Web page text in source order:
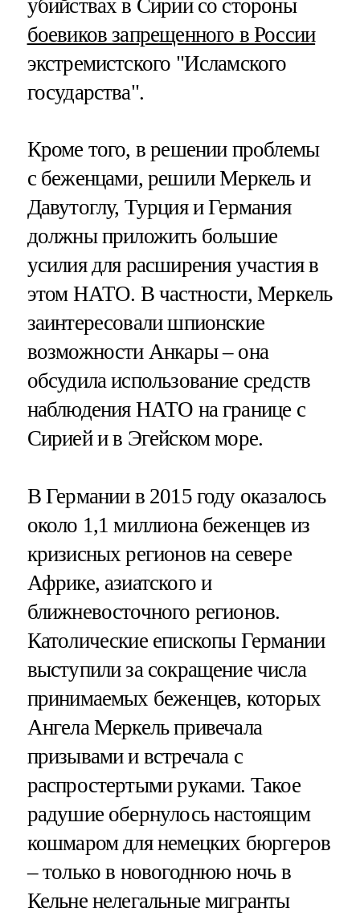
убийствах в Сирии со стороны
боевиков запрещенного в России
экстремистского "Исламского
государства".
Кроме того, в решении проблемы
с беженцами, решили Меркель и
Давутоглу, Турция и Германия
должны приложить большие
усилия для расширения участия в
этом НАТО. В частности, Меркель
заинтересовали шпионские
возможности Анкары – она
обсудила использование средств
наблюдения НАТО на границе с
Сирией и в Эгейском море.
В Германии в 2015 году оказалось
около 1,1 миллиона беженцев из
кризисных регионов на севере
Африке, азиатского и
ближневосточного регионов.
Католические епископы Германии
выступили за сокращение числа
принимаемых беженцев, которых
Ангела Меркель привечала
призывами и встречала с
распростертыми руками. Такое
радушие обернулось настоящим
кошмаром для немецких бюргеров
– только в новогоднюю ночь в
Кельне нелегальные мигранты